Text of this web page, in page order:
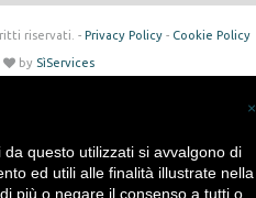
riservati. - Privacy Policy- Cookie Policy
by SìServices
×
questo utilizzati si avvalgono di
ed utili alle finalità illustrate nella
più o negare il consenso a tutti o